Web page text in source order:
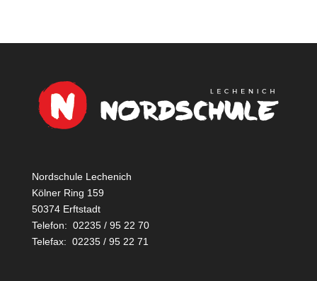
Nordschule Lechenich
Kölner Ring 159
50374 Erftstadt
Telefon: 02235 / 95 22 70
Telefax: 02235 / 95 22 71